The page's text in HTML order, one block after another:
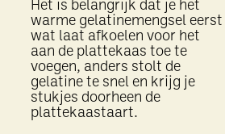
Het is belangrijk dat je het
warme gelatinemengsel eerst
wat laat afkoelen voor het
aan de plattekaas toe te
voegen, anders stolt de
gelatine te snel en krijg je
stukjes doorheen de
plattekaastaart.